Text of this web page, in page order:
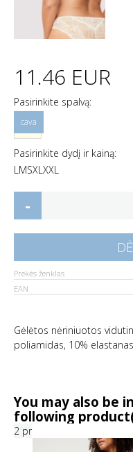
11.46 EUR
Pasirinkite spalvą:
Pasirinkite dydį ir kainą:
LMSXLXXL
-
Prekės ženklas
EAN
Gėlėtos nėriniuotos
poliamidas, 10% elastanas
You may also be
following
2 pr